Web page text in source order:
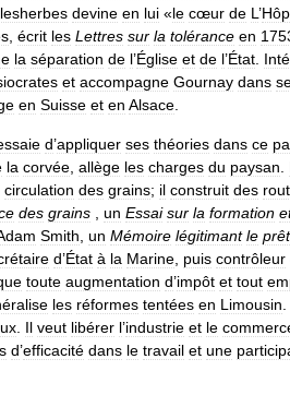
devine en lui «le cœur de L ’
écrit les Lettres sur la tolérance en
la séparation de l’Église et de l’État
et accompagne Gournay dans
en Suisse et en Alsace
d’appliquer ses théories dans ce
la corvée allège les charges du paysan
circulation des grains; il construit des
des grains un Essai sur la formation
Smith un Mémoire légitimant le prêt
d’État à la Marine puis contrôleur
toute augmentation d’impôt et tout
les réformes tentées en Limousin
Il veut libérer l’industrie et le
d’efficacité dans le travail et une